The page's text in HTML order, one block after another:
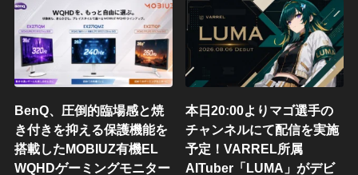
BenQ、圧倒的臨場感と焼
き付きを抑える保護機能を
搭載したMOBIUZ有機EL
WQHDゲーミングモニター
本日20:00よりマゴ選手の
チャンネルにて配信を実施
予定！VARREL所属
AITuber「LUMA」がデビ